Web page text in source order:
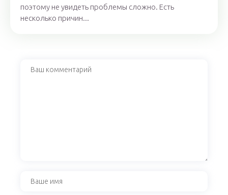
поэтому не увидеть проблемы сложно. Есть
несколько причин...